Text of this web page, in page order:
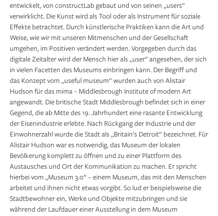
entwickelt, von constructLab gebaut und von seinen „users“
verwirklicht. Die Kunst wird als Tool oder als Instrument für soziale
Effekte betrachtet. Durch künstlerische Praktiken kann die Art und
Weise, wie wir mit unseren Mitmenschen und der Gesellschaft
umgehen, im Positiven verändert werden. Vorgegeben durch das
digitale Zeitalter wird der Mensch hier als „user“ angesehen, der sich
in vielen Facetten des Museums einbringen kann. Der Begriff und
das Konzept vom „useful museum“ wurden auch von Alistair
Hudson für das mima – Middlesbrough Institute of modern Art
angewandt. Die britische Stadt Middlesbrough befindet sich in einer
Gegend, die ab Mitte des 19. Jahrhundert eine rasante Entwicklung
der Eisenindustrie erlebte. Nach Rückgang der Industrie und der
Einwohnerzahl wurde die Stadt als „Britain’s Detroit“ bezeichnet. Für
Alistair Hudson war es notwendig, das Museum der lokalen
Bevölkerung komplett zu öffnen und zu einer Plattform des
Austausches und Ort der Kommunikation zu machen. Er spricht
hierbei vom „Museum 3.0“ – einem Museum, das mit den Menschen
arbeitet und ihnen nicht etwas vorgibt. So lud er beispielsweise die
Stadtbewohner ein, Werke und Objekte mitzubringen und sie
während der Laufdauer einer Ausstellung in dem Museum